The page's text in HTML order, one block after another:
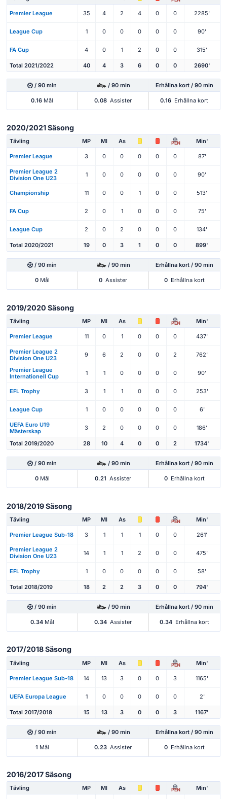
Premier League 35 4 2 4 0 0 2285'
League Cup 1 0 0 0 0 0 90'
FA Cup 4 0 1 2 0 0 315'
Total 2021/2022 40 4 3 6 0 0 2690'
/ 90 min / 90 min Erhållna kort / 90 min
0.16 Mål 0.08 Assister 0.16 Erhållna kort
2020/2021 Säsong
Tävling MP Ml As PEN Min'
Premier League 3 0 0 0 0 0 87'
Premier League 2
Division One U23
1 0 0 0 0 0 90'
Championship 11 0 0 1 0 0 513'
FA Cup 2 0 1 0 0 0 75'
League Cup 2 0 2 0 0 0 134'
Total 2020/2021 19 0 3 1 0 0 899'
/ 90 min / 90 min Erhållna kort / 90 min
0Mål 0 Assister 0 Erhållna kort
2019/2020 Säsong
Tävling MP Ml As PEN Min'
Premier League 11 0 1 0 0 0 437'
Premier League 2
Division One U23
9 6 2 0 0 2 762'
Premier League
Internationell Cup
1 1 0 0 0 0 90'
EFL Trophy 3 1 1 0 0 0 253'
League Cup 1 0 0 0 0 0 6'
UEFA Euro U19
Mästerskap
3 2 0 0 0 0 186'
Total 2019/2020 28 10 4 0 0 2 1734'
/ 90 min / 90 min Erhållna kort / 90 min
0Mål 0.21 Assister 0 Erhållna kort
2018/2019 Säsong
Tävling MP Ml As PEN Min'
Premier League Sub-18 3 1 1 1 0 0 261'
Premier League 2
Division One U23
14 1 1 2 0 0 475'
EFL Trophy 1 0 0 0 0 0 58'
Total 2018/2019 18 2 2 3 0 0 794'
/ 90 min / 90 min Erhållna kort / 90 min
0.34Mål 0.34 Assister 0.34 Erhållna kort
2017/2018 Säsong
Tävling MP Ml As PEN Min'
Premier League Sub-18 14 13 3 0 0 3 1165'
UEFA Europa League 1 0 0 0 0 0 2'
Total 2017/2018 15 13 3 0 0 3 1167'
/ 90 min / 90 min Erhållna kort / 90 min
1 Mål 0.23 Assister 0 Erhållna kort
2016/2017 Säsong
Tävling MP Ml As PEN Min'